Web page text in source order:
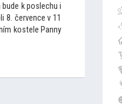
k poslechu i
8. července v 11
kostele Panny